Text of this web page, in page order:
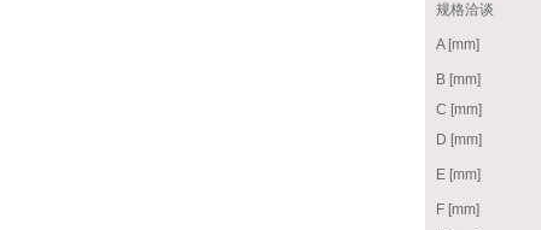
规格洽谈
A [mm]
B [mm]
C [mm]
D [mm]
E [mm]
F [mm]